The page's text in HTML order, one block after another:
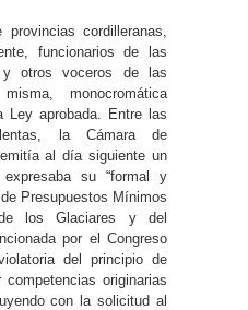
cordilleranas,
funcionarios de las
otros voceros de las
monocromática
Ley aprobada. Entre las
la Cámara de
al día siguiente un
su “formal y
Presupuestos Mínimos
los Glaciares y del
por el Congreso
del principio de
originarias
con la solicitud al